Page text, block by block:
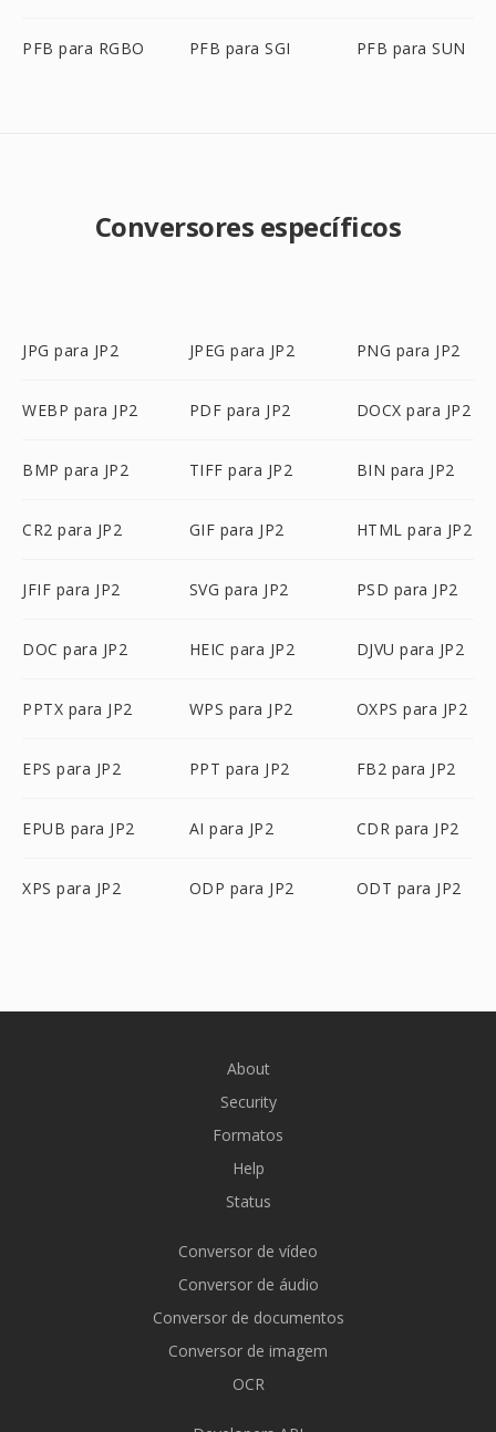
PFB para RGBO PFB para SGI PFB para SUN
Conversores específicos
JPG para JP2 JPEG para JP2 PNG para JP2
WEBP para JP2 PDF para JP2 DOCX para JP2
BMP para JP2 TIFF para JP2 BIN para JP2
CR2 para JP2 GIF para JP2 HTML para JP2
JFIF para JP2 SVG para JP2 PSD para JP2
DOC para JP2 HEIC para JP2 DJVU para JP2
PPTX para JP2 WPS para JP2 OXPS para JP2
EPS para JP2 PPT para JP2 FB2 para JP2
EPUB para JP2 AI para JP2 CDR para JP2
XPS para JP2 ODP para JP2 ODT para JP2
About
Security
Formatos
Help
Status
Conversor de vídeo
Conversor de áudio
Conversor de documentos
Conversor de imagem
OCR